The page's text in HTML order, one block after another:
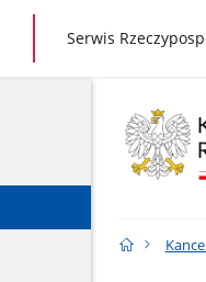
gov.pl
Serwis